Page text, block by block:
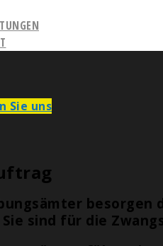
Sie uns
besorgen
sind für die